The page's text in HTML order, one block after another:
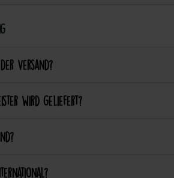
Versand?
wird geliefert?